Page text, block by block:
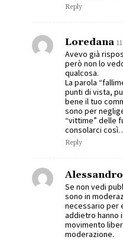
Reply
Loredana
Avevo già
però non lo
qualcosa.
La parola
punti di vista,
bene il tuo
sono per
“vittime” delle
consolarci
Reply
Se non vedi
sono in
necessario per
addietro hanno
movimento
moderazione.